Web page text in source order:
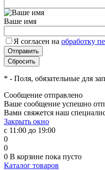
Ваше имя
Я согласен на обработку
* - Поля, обязательные для
Сообщение отправлено
Ваше сообщение успешно
Вами свяжется наш
Закрыть окно
с 11:00 до 19:00
0
0
0 В корзине пока пусто
Каталог товаров